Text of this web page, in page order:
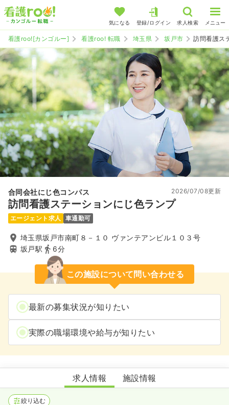
気になる 登録/ログイン 求人検索 メニュー
看護roo![カンゴルー] 看護roo! 転職 埼玉県 坂戸市 訪問看護ス
合同会社にじ色コンパス
訪問看護ステーションにじ色ランプ
2026/07/08更新
エージェント求人 車通勤可
埼玉県坂戸市南町８－１０ ヴァンテアンビル１０３号
坂戸駅
6分
この施設について問い合わせる
最新の募集状況が知りたい
実際の職場環境や給与が知りたい
訪問看護ステーションにじ色ランプ
求人情報 施設情報
絞り込む